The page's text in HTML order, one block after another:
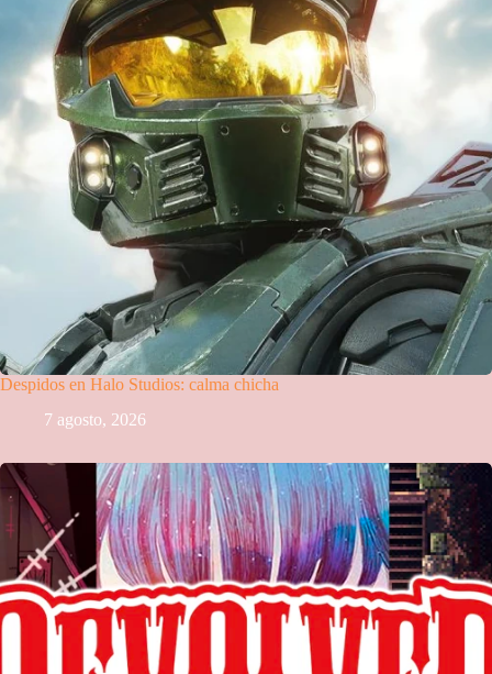
Despidos en Halo Studios: calma chicha
7 agosto, 2026